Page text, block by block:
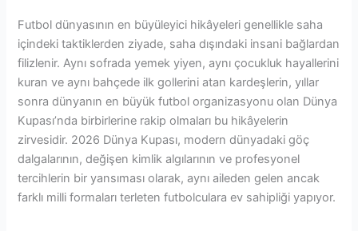
Futbol dünyasının en büyüleyici hikâyeleri genellikle saha
içindeki taktiklerden ziyade, saha dışındaki insani bağlardan
filizlenir. Aynı sofrada yemek yiyen, aynı çocukluk hayallerini
kuran ve aynı bahçede ilk gollerini atan kardeşlerin, yıllar
sonra dünyanın en büyük futbol organizasyonu olan Dünya
Kupası’nda birbirlerine rakip olmaları bu hikâyelerin
zirvesidir. 2026 Dünya Kupası, modern dünyadaki göç
dalgalarının, değişen kimlik algılarının ve profesyonel
tercihlerin bir yansıması olarak, aynı aileden gelen ancak
farklı milli formaları terleten futbolculara ev sahipliği yapıyor.